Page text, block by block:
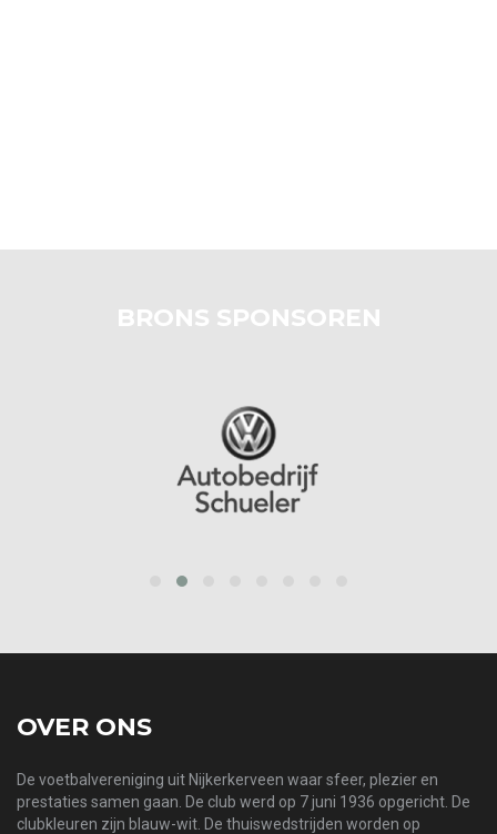
BRONS SPONSOREN
OVER ONS
De voetbalvereniging uit Nijkerkerveen waar sfeer, plezier en
prestaties samen gaan. De club werd op 7 juni 1936 opgericht. De
clubkleuren zijn blauw-wit. De thuiswedstrijden worden op